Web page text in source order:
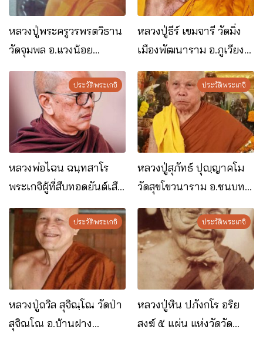
หลวงปู่พระครูวรพรตวิธาน
วัดจุมพล อ.แวงน้อย
จ.ขอนแก่น
หลวงปู่ธีร์ เขมจารี วัดมิ่ง
เมืองพัฒนาราม อ.ภูเวียง
จ.ขอนแก่น
ประวัติพระเกจิ
หลวงพ่อไฉน ฉนฺทสาโร
พระเกจิผู้ที่สืบทอดยันต์เสือ
หัวขาดอันโด่งดัง
ประวัติพระเกจิ
หลวงปู่สุภัทธ์ ปุญฺญาคโม​
วัดสุขโขวนาราม อ.ชนบท
จ.ขอนแก่น
ประวัติพระเกจิ
หลวงปู่ถวิล สุจิณฺโณ วัดป่า
สุจิณโณ อ.บ้านฝาง
ประวัติพระเกจิ
หลวงปู่หิน ปภังกโร อริย
สงฆ์ ๕ แผ่น แห่งวัดวัด